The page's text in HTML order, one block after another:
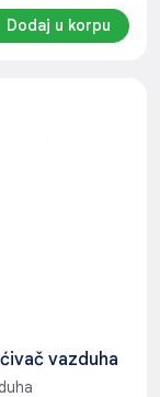
Dodaj u korpu
vazduha